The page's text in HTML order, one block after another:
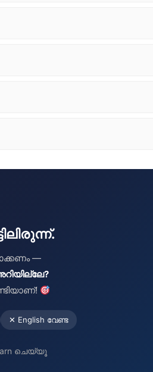
—
✕ English വേണ്ട
ചെയ്യൂ